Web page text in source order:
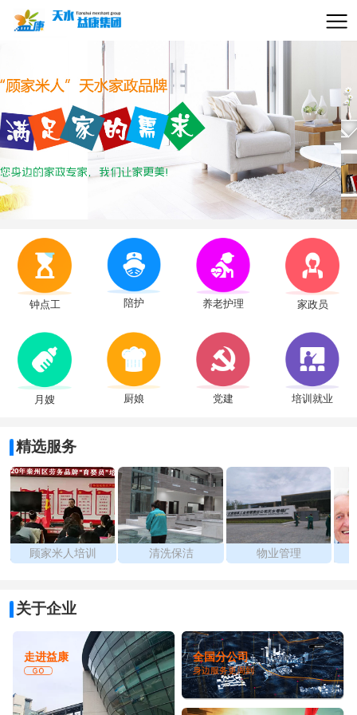
钟点工 陪护 养老护理 家政员
月嫂 厨娘 党建 培训就业
精选服务
顾家米人培训 清洗保洁 物业管理
关于企业
走进益康 全国分公司
身边服务更周到